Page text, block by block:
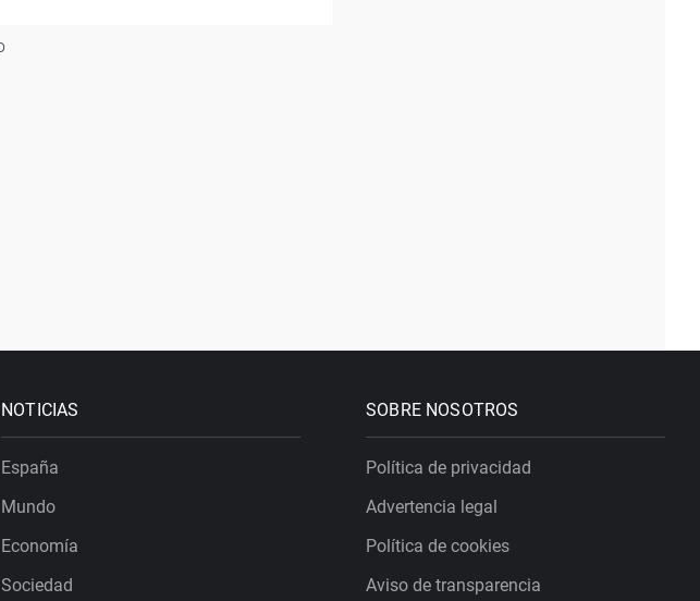
NOTICIAS
España
Mundo
Economía
Sociedad
SOBRE NOSOTROS
Política de privacidad
Advertencia legal
Política de cookies
Aviso de transparencia